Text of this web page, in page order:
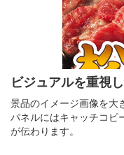
ビジュアルを重視
景品のイメージ画像を大
パネルにはキャッチコピ
が伝わります。